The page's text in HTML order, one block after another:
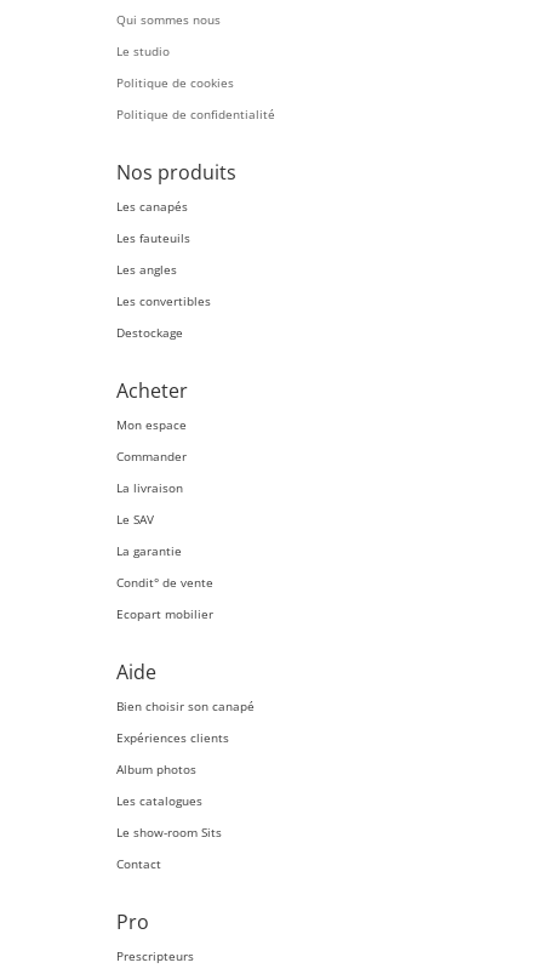
Qui sommes nous
Le studio
Politique de cookies
Politique de confidentialité
Nos produits
Les canapés
Les fauteuils
Les angles
Les convertibles
Destockage
Acheter
Mon espace
Commander
La livraison
Le SAV
La garantie
Condit° de vente
Ecopart mobilier
Aide
Bien choisir son canapé
Expériences clients
Album photos
Les catalogues
Le show-room Sits
Contact
Pro
Prescripteurs